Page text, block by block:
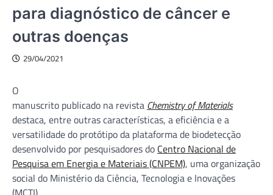
para diagnóstico de câncer e
outras doenças
29/04/2021
O
manuscrito publicado na revista Chemistry of Materials
destaca, entre outras características, a eficiência e a
versatilidade do protótipo da plataforma de biodetecção
desenvolvido por pesquisadores do Centro Nacional de
Pesquisa em Energia e Materiais (CNPEM), uma organização
social do Ministério da Ciência, Tecnologia e Inovações